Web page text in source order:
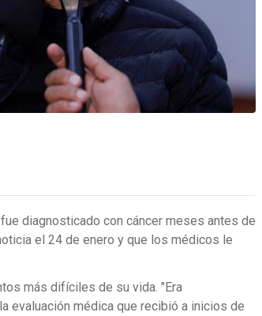
diagnosticado con cáncer meses antes de
el 24 de enero y que los médicos le
más difíciles de su vida. "Era
evaluación médica que recibió a inicios de